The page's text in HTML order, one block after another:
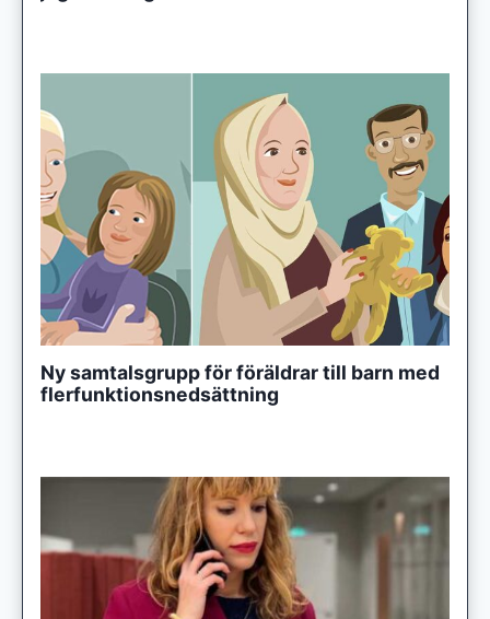
Ny samtalsgrupp för föräldrar till barn med
flerfunktionsnedsättning